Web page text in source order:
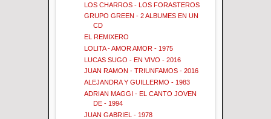
LOS CHARROS - LOS FORASTEROS
GRUPO GREEN - 2 ALBUMES EN UN
CD
EL REMIXERO
LOLITA - AMOR AMOR - 1975
LUCAS SUGO - EN VIVO - 2016
JUAN RAMON - TRIUNFAMOS - 2016
ALEJANDRA Y GUILLERMO - 1983
ADRIAN MAGGI - EL CANTO JOVEN
DE - 1994
JUAN GABRIEL - 1978